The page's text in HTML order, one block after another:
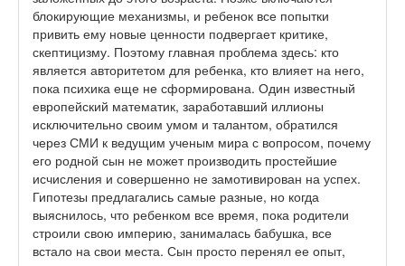
блокирующие механизмы, и ребенок все попытки
привить ему новые ценности подвергает критике,
скептицизму. Поэтому главная проблема здесь: кто
является авторитетом для ребенка, кто влияет на него,
пока психика еще не сформирована. Один известный
европейский математик, заработавший иллионы
исключительно своим умом и талантом, обратился
через СМИ к ведущим ученым мира с вопросом, почему
его родной сын не может производить простейшие
исчисления и совершенно не замотивирован на успех.
Гипотезы предлагались самые разные, но когда
выяснилось, что ребенком все время, пока родители
строили свою империю, занималась бабушка, все
встало на свои места. Сын просто перенял ее опыт,